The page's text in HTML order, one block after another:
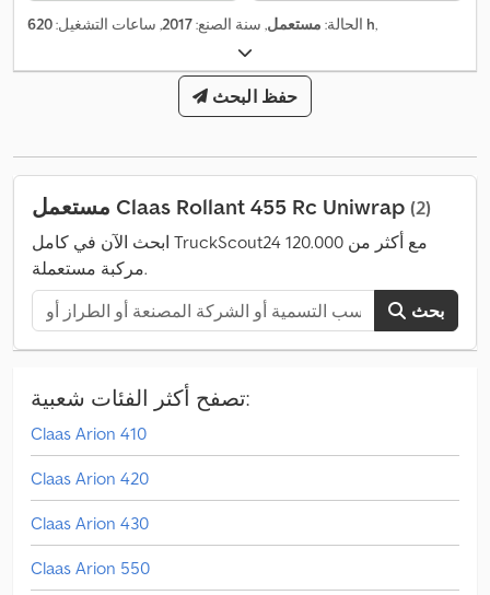
الحالة: مستعمل, سنة الصنع:2017, ساعات التشغيل: 620 h,
حفظ البحث
مستعمل Claas Rollant 455 Rc Uniwrap (2)
ابحث الآن في كامل TruckScout24 مع أكثر من 120.000
مركبة مستعملة.
بحث
تصفح أكثر الفئات شعبية:
Claas Arion 410
Claas Arion 420
Claas Arion 430
Claas Arion 550